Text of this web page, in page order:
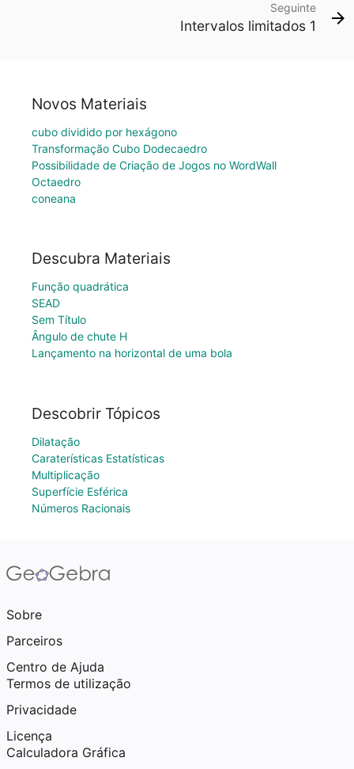
Seguinte
Intervalos limitados 1
Novos Materiais
cubo dividido por hexágono
Transformação Cubo Dodecaedro
Possibilidade de Criação de Jogos no WordWall
Octaedro
coneana
Descubra Materiais
Função quadrática
SEAD
Sem Título
Ângulo de chute H
Lançamento na horizontal de uma bola
Descobrir Tópicos
Dilatação
Caraterísticas Estatísticas
Multiplicação
Superfície Esférica
Números Racionais
Sobre
Parceiros
Centro de Ajuda
Termos de utilização
Privacidade
Licença
Calculadora Gráfica